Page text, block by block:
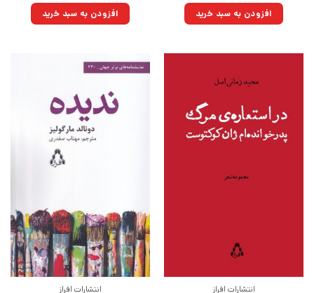
۶۵۰,۰۰۰تومان
بود.
۴۶۴,۷۵۰تومان.افزودن به سبد خرید ۷۷۰,۰۰۰تومان
بود.
۵۵۰,۵۵۰تومان. افزودن به سبد خرید
انتشارات افراز انتشارات افراز